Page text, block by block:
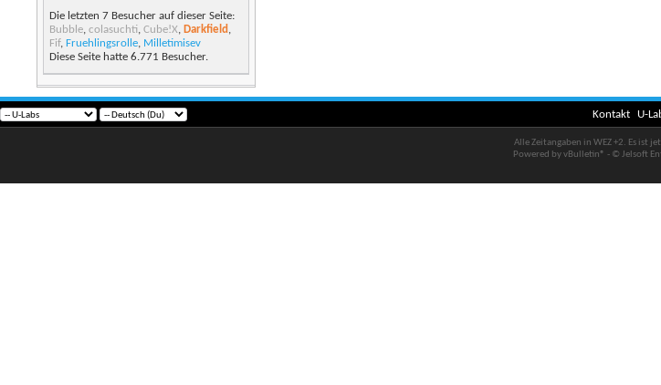
Die letzten 7 Besucher auf dieser Seite:
Bubble, colasuchti, Cube!X, Darkfield ,
Fif, Fruehlingsrolle, Milletimisev
Diese Seite hatte6.771 Besucher.
Kontakt U-
Alle Zeitangaben in WEZ +2. Es ist
Powered by vBulletin® - © Jelsoft